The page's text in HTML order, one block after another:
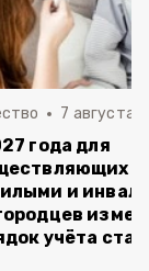
7 августа ,
года для
и
учёта ста